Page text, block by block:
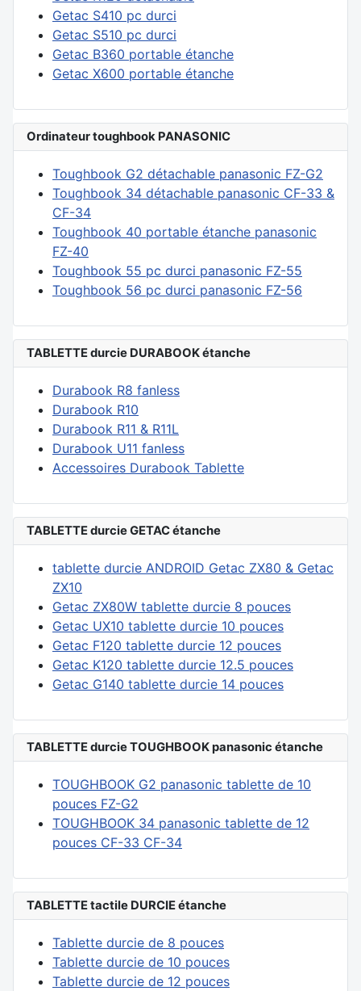
Getac S410 pc durci
Getac S510 pc durci
Getac B360 portable étanche
Getac X600 portable étanche
Ordinateur toughbook PANASONIC
Toughbook G2 détachable panasonic FZ-G2
Toughbook 34 détachable panasonic CF-33 &
CF-34
Toughbook 40 portable étanche panasonic
FZ-40
Toughbook 55 pc durci panasonic FZ-55
Toughbook 56 pc durci panasonic FZ-56
TABLETTE durcie DURABOOK étanche
Durabook R8 fanless
Durabook R10
Durabook R11 & R11L
Durabook U11 fanless
Accessoires Durabook Tablette
TABLETTE durcie GETAC étanche
tablette durcie ANDROID Getac ZX80 & Getac
ZX10
Getac ZX80W tablette durcie 8 pouces
Getac UX10 tablette durcie 10 pouces
Getac F120 tablette durcie 12 pouces
Getac K120 tablette durcie 12.5 pouces
Getac G140 tablette durcie 14 pouces
TABLETTE durcie TOUGHBOOK panasonic étanche
TOUGHBOOK G2 panasonic tablette de 10
pouces FZ-G2
TOUGHBOOK 34 panasonic tablette de 12
pouces CF-33 CF-34
TABLETTE tactile DURCIE étanche
Tablette durcie de 8 pouces
Tablette durcie de 10 pouces
Tablette durcie de 12 pouces